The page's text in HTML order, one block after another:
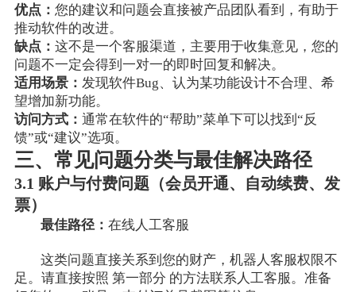
优点： 您的建议和问题会直接被产品团队看到，有助于
推动软件的改进。
缺点： 这不是一个客服渠道，主要用于收集意见，您的
问题不一定会得到一对一的即时回复和解决。
适用场景： 发现软件Bug、认为某功能设计不合理、希
望增加新功能。
访问方式： 通常在软件的“帮助”菜单下可以找到“反
馈”或“建议”选项。
三、常见问题分类与最佳解决路径
3.1 账户与付费问题（会员开通、自动续费、发
票）
最佳路径：在线人工客服
这类问题直接关系到您的财产，机器人客服权限不
足。请直接按照 第一部分 的方法联系人工客服。准备